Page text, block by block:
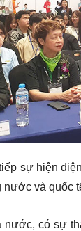
sự hiện
nước và quốc
nước, có sự